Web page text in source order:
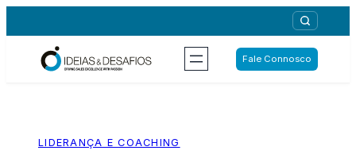
para
Fale Connosco
LIDERANÇA E COACHING